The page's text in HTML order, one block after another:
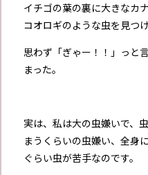
イチゴの葉の裏に大きなカ
コオロギのような虫を見つけ
思わず「ぎゃー！！」っと
まった。
実は、私は大の虫嫌いで、
まうくらいの虫嫌い、全身
ぐらい虫が苦手なのです。